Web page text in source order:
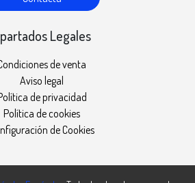
Legales
de venta
Aviso legal
de privacidad
Política de cookies
de Cookies